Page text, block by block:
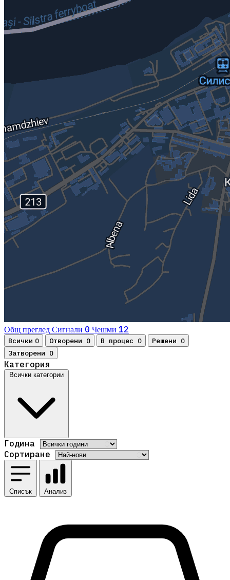
Общ преглед Сигнали 0 Чешми 12
Всички 0 Отворени 0 В процес 0 Решени 0
Затворени 0
Категория
Всички категории
Година
Сортиране
Списък Анализ